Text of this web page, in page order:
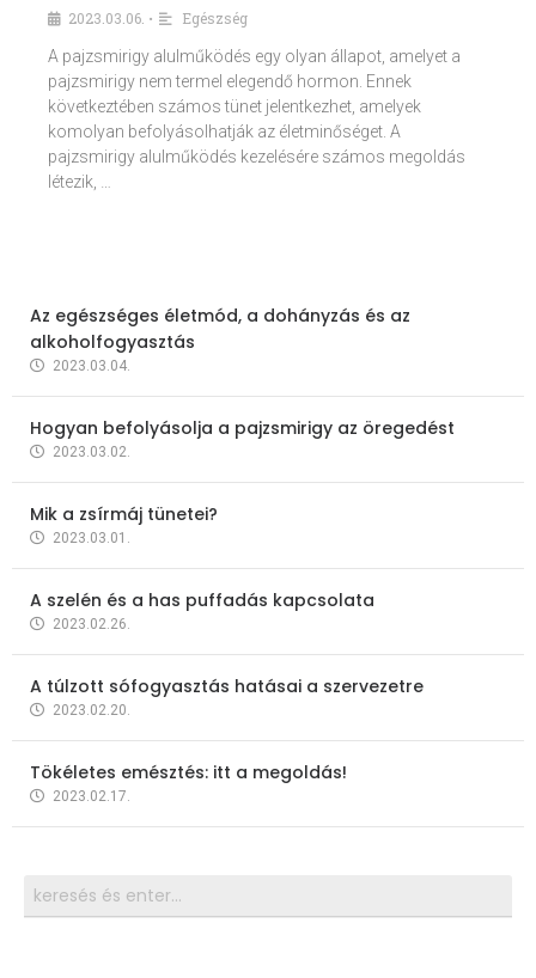
2023.03.06. •
Egészség
A pajzsmirigy alulműködés egy olyan állapot, amelyet a
pajzsmirigy nem termel elegendő hormon. Ennek
következtében számos tünet jelentkezhet, amelyek
komolyan befolyásolhatják az életminőséget. A
pajzsmirigy alulműködés kezelésére számos megoldás
létezik, …
Az egészséges életmód, a dohányzás és az
alkoholfogyasztás
2023.03.04.
Hogyan befolyásolja a pajzsmirigy az öregedést
2023.03.02.
Mik a zsírmáj tünetei?
2023.03.01.
A szelén és a has puffadás kapcsolata
2023.02.26.
A túlzott sófogyasztás hatásai a szervezetre
2023.02.20.
Tökéletes emésztés: itt a megoldás!
2023.02.17.